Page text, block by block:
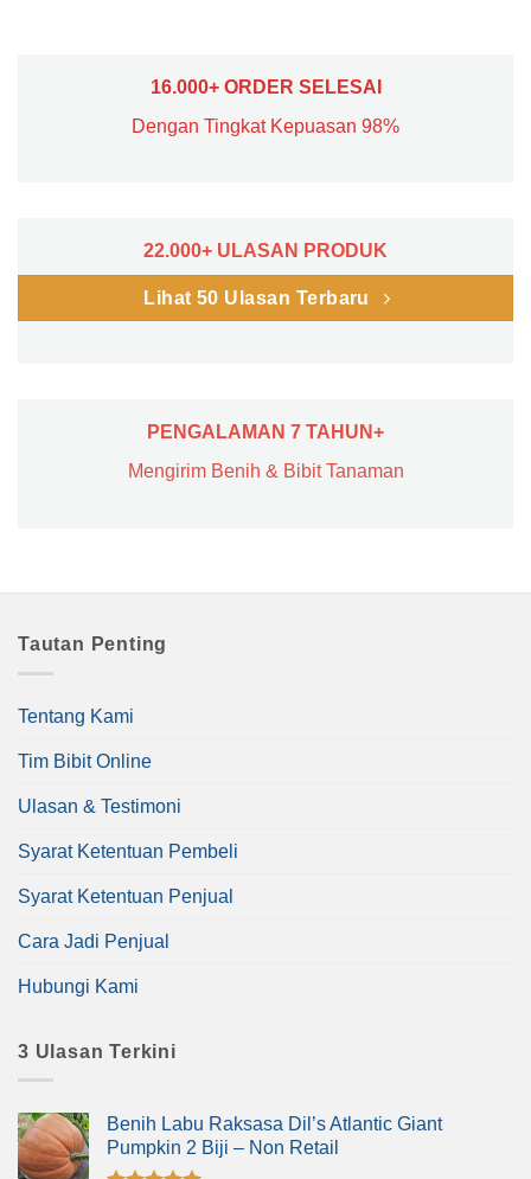
16.000+ ORDER SELESAI
Dengan Tingkat Kepuasan 98%
22.000+ ULASAN PRODUK
Lihat 50 Ulasan Terbaru
PENGALAMAN 7 TAHUN+
Mengirim Benih & Bibit Tanaman
Tautan Penting
Tentang Kami
Tim Bibit Online
Ulasan & Testimoni
Syarat Ketentuan Pembeli
Syarat Ketentuan Penjual
Cara Jadi Penjual
Hubungi Kami
3 Ulasan Terkini
Benih Labu Raksasa Dil’s Atlantic Giant
Pumpkin 2 Biji – Non Retail